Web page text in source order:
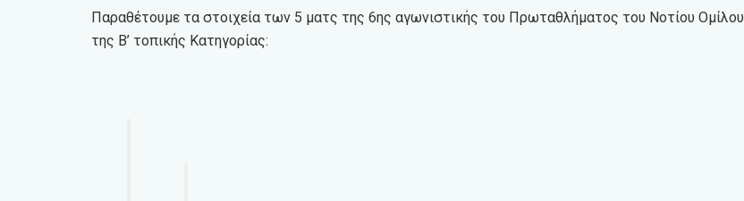
Παραθέτουμε τα στοιχεία των 5 ματς της 6ης αγωνιστικής του Πρωταθλήματος του Νοτίου Ομίλου
της Β’ τοπικής Κατηγορίας: